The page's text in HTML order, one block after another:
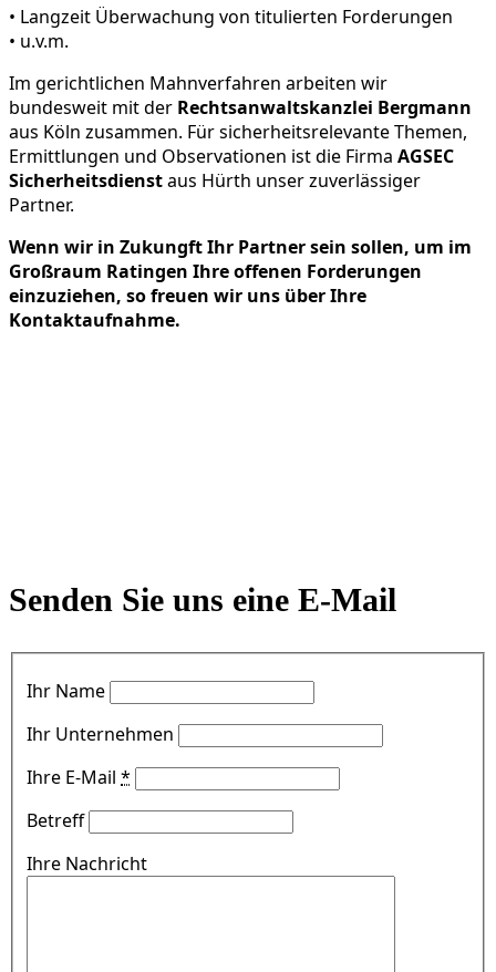
• Langzeit Überwachung von titulierten Forderungen
• u.v.m.
Im gerichtlichen Mahnverfahren arbeiten wir
bundesweit mit der Rechtsanwaltskanzlei Bergmann
aus Köln zusammen. Für sicherheitsrelevante Themen,
Ermittlungen und Observationen ist die Firma AGSEC
Sicherheitsdienstaus Hürth unser zuverlässiger
Partner.
Wenn wir in Zukungft Ihr Partner sein sollen, um im
Großraum Ratingen Ihre offenen Forderungen
einzuziehen, so freuen wir uns über Ihre
Kontaktaufnahme.
Senden Sie uns eine E-Mail
Ihr Name
Ihr Unternehmen
Ihre E-Mail *
Betreff
Ihre Nachricht